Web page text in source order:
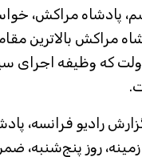
پادشاه مراکش،
مراکش بالاترین
که وظیفه اجرای
رادیو فرانسه،
زمینه، روز پنج‌شنبه،